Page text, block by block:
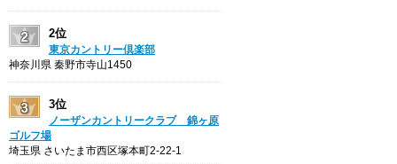
2位
東京カントリー倶楽部
神奈川県 秦野市寺山1450
3位
ノーザンカントリークラブ 錦ヶ原
ゴルフ場
埼玉県 さいたま市西区塚本町2-22-1